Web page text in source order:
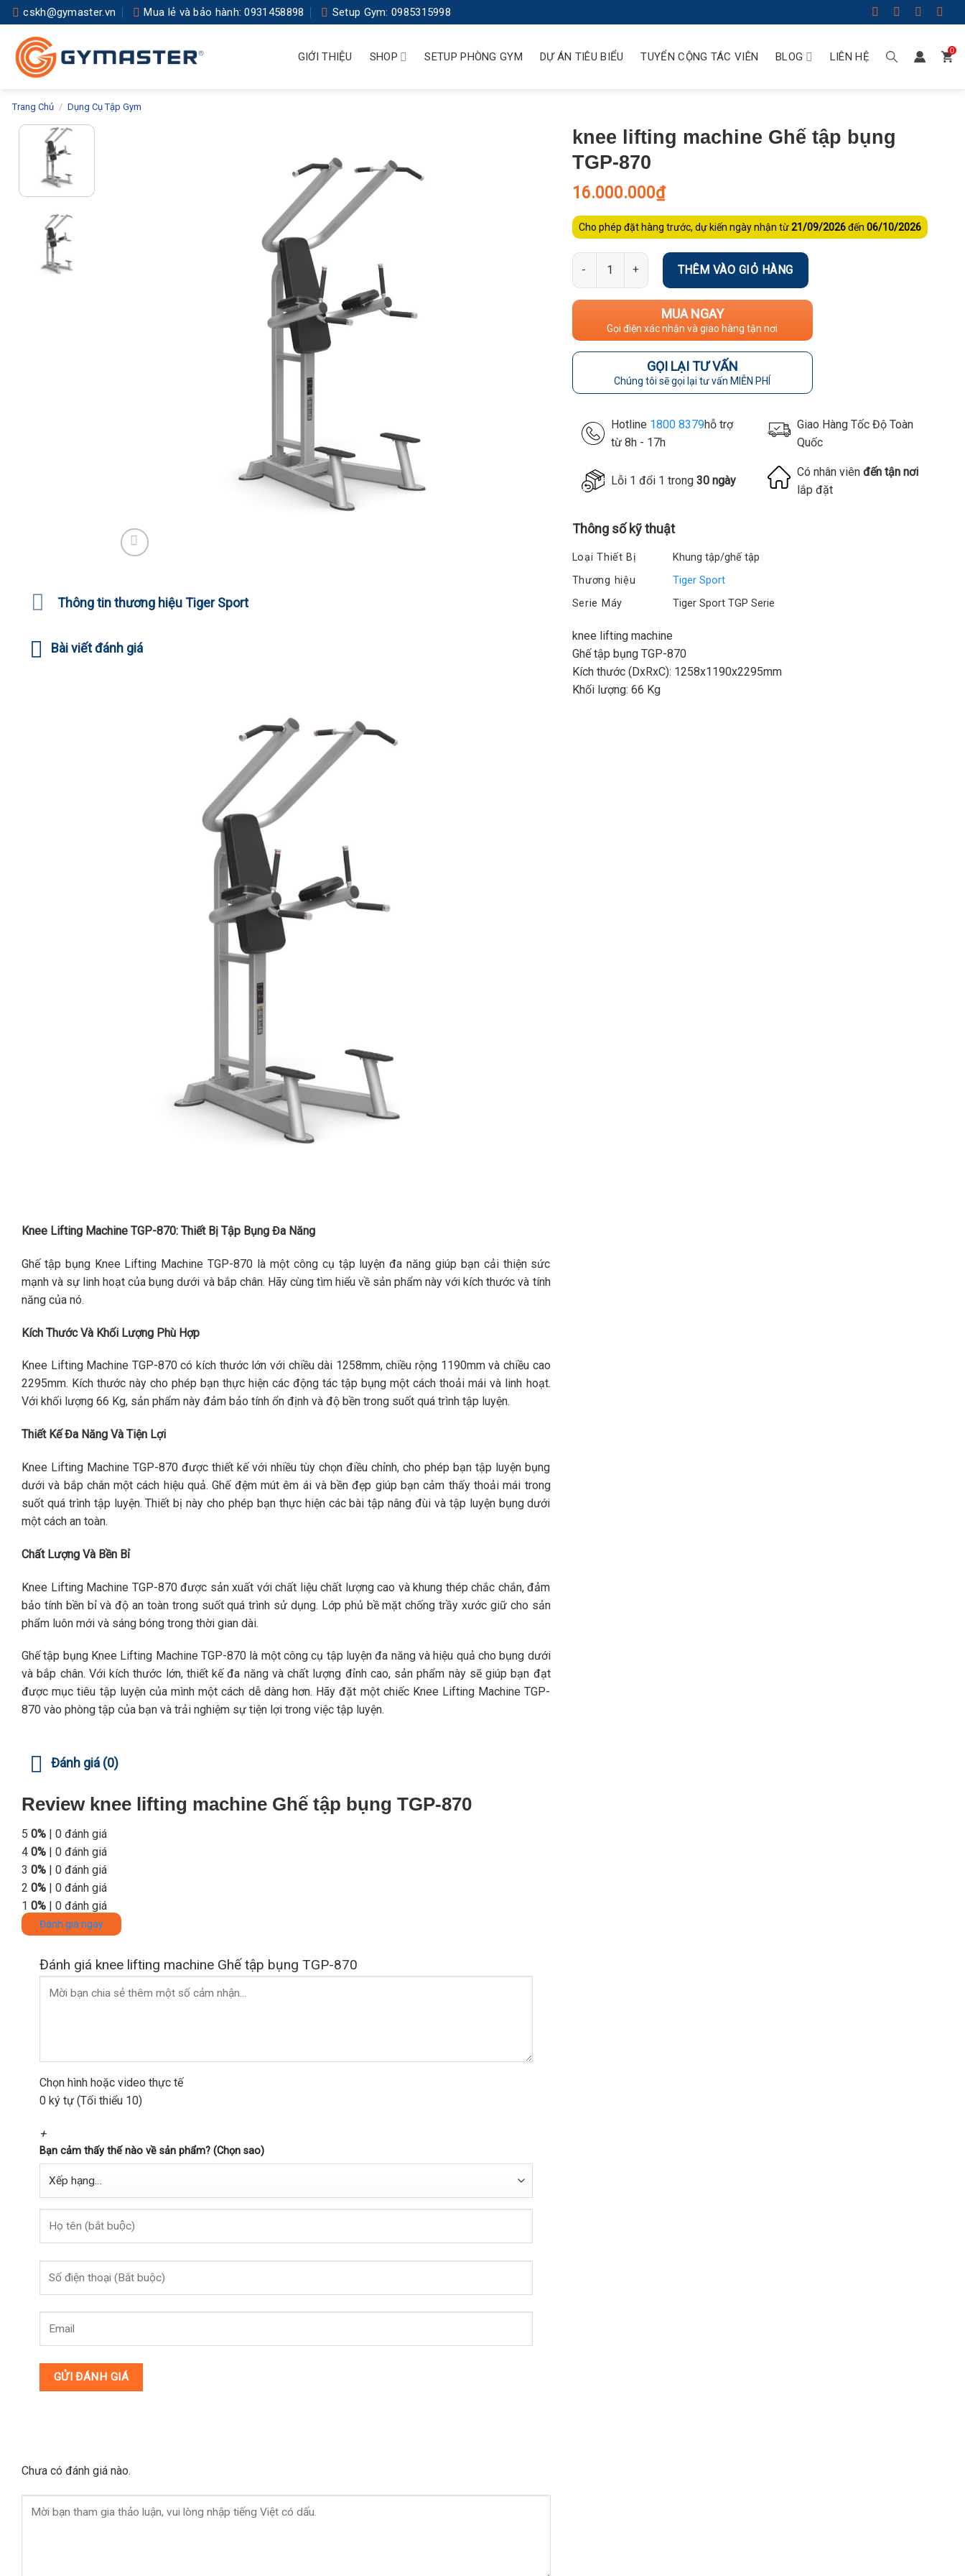
Skip
to
content
cskh@gymaster.vn Mua lẻ và bảo hành: 0931458898 Setup Gym: 0985315998
GIỚI THIỆU SHOP SETUP PHÒNG GYM DỰ ÁN TIÊU BIỂU TUYỂN CỘNG TÁC VIÊN BLOG LIÊN HỆ 0
Trang Chủ / Dụng Cụ Tập Gym
Thông tin thương hiệu Tiger Sport
Bài viết đánh giá
Knee Lifting Machine TGP-870: Thiết Bị Tập Bụng Đa Năng
Ghế tập bụng Knee Lifting Machine TGP-870 là một công cụ tập luyện đa năng giúp bạn cải thiện sức
mạnh và sự linh hoạt của bụng dưới và bắp chân. Hãy cùng tìm hiểu về sản phẩm này với kích thước và tính
năng của nó.
Kích Thước Và Khối Lượng Phù Hợp
Knee Lifting Machine TGP-870 có kích thước lớn với chiều dài 1258mm, chiều rộng 1190mm và chiều cao
2295mm. Kích thước này cho phép bạn thực hiện các động tác tập bụng một cách thoải mái và linh hoạt.
Với khối lượng 66 Kg, sản phẩm này đảm bảo tính ổn định và độ bền trong suốt quá trình tập luyện.
Thiết Kế Đa Năng Và Tiện Lợi
Knee Lifting Machine TGP-870 được thiết kế với nhiều tùy chọn điều chỉnh, cho phép bạn tập luyện bụng
dưới và bắp chân một cách hiệu quả. Ghế đệm mút êm ái và bền đẹp giúp bạn cảm thấy thoải mái trong
suốt quá trình tập luyện. Thiết bị này cho phép bạn thực hiện các bài tập nâng đùi và tập luyện bụng dưới
một cách an toàn.
Chất Lượng Và Bền Bỉ
Knee Lifting Machine TGP-870 được sản xuất với chất liệu chất lượng cao và khung thép chắc chắn, đảm
bảo tính bền bỉ và độ an toàn trong suốt quá trình sử dụng. Lớp phủ bề mặt chống trầy xước giữ cho sản
phẩm luôn mới và sáng bóng trong thời gian dài.
Ghế tập bụng Knee Lifting Machine TGP-870 là một công cụ tập luyện đa năng và hiệu quả cho bụng dưới
và bắp chân. Với kích thước lớn, thiết kế đa năng và chất lượng đỉnh cao, sản phẩm này sẽ giúp bạn đạt
được mục tiêu tập luyện của mình một cách dễ dàng hơn. Hãy đặt một chiếc Knee Lifting Machine TGP-
870 vào phòng tập của bạn và trải nghiệm sự tiện lợi trong việc tập luyện.
Đánh giá (0)
Review knee lifting machine Ghế tập bụng TGP-870
5 0% | 0 đánh giá
4 0% | 0 đánh giá
3 0% | 0 đánh giá
2 0% | 0 đánh giá
1 0% | 0 đánh giá
Đánh giá ngay
Đánh giá knee lifting machine Ghế tập bụng TGP-870
Chọn hình hoặc video thực tế
0 ký tự (Tối thiểu 10)
+
Bạn cảm thấy thế nào về sản phẩm? (Chọn sao)
Chưa có đánh giá nào.
knee lifting machine Ghế tập bụng
TGP-870
16.000.000₫
Cho phép đặt hàng trước, dự kiến ngày nhận từ21/09/2026đến 06/10/2026
Số lượng
THÊM VÀO GIỎ HÀNG
MUA NGAY
Gọi điện xác nhận và giao hàng tận nơi
GỌI LẠI TƯ VẤN
Chúng tôi sẽ gọi lại tư vấn MIỄN PHÍ
Hotline 1800 8379hỗ trợ
từ 8h - 17h
Giao Hàng Tốc Độ Toàn
Quốc
Lỗi 1 đổi 1 trong30 ngày
Có nhân viên đến tận nơi
lắp đặt
Thông số kỹ thuật
Loại Thiết Bị
Khung tập/ghế tập
Thương hiệu
Tiger Sport
Serie Máy
Tiger Sport TGP Serie
knee lifting machine
Ghế tập bụng TGP-870
Kích thước (DxRxC): 1258x1190x2295mm
Khối lượng: 66 Kg